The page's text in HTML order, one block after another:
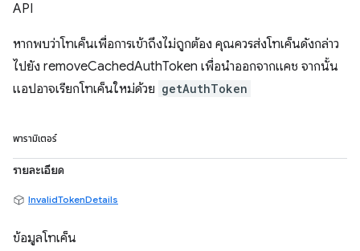
API
หากพบว่าโทเค็นเพื่อการเข้าถึงไม่ถูกต้อง คุณควรส่งโทเค็นดังกล่าว
ไปยัง removeCachedAuthToken เพื่อนำออกจากแคช จากนั้น
แอปอาจเรียกโทเค็นใหม่ด้วย getAuthToken
พารามิเตอร์
รายละเอียด
InvalidTokenDetails
ข้อมูลโทเค็น